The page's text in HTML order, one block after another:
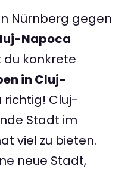
Nürnberg gegen
Napoca
du konkrete
in Cluj-
richtig! Cluj-
Stadt im
viel zu bieten.
neue Stadt,